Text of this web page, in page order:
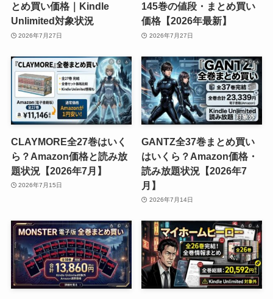
とめ買い価格｜Kindle
Unlimited対象状況
2026年7月27日
145巻の値段・まとめ買い
価格【2026年最新】
2026年7月27日
CLAYMORE全27巻はいく
ら？Amazon価格と読み放
題状況【2026年7月】
2026年7月15日
GANTZ全37巻まとめ買い
はいくら？Amazon価格・
読み放題状況【2026年7
月】
2026年7月14日